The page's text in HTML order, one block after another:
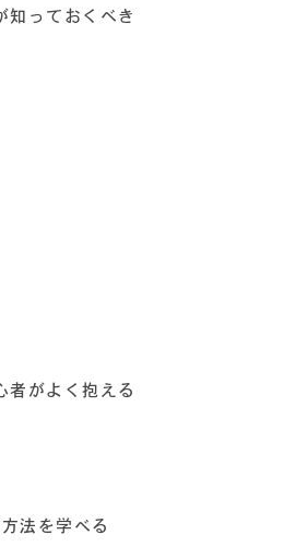
知っておくべき
者がよく抱える
法を学べる